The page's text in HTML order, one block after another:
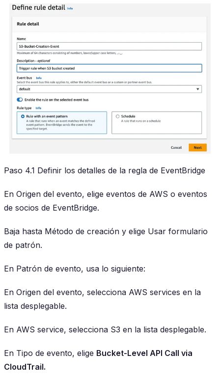
Paso 4.1 Definir los detalles de la regla de EventBridge
En Origen del evento, elige eventos de AWS o eventos
de socios de EventBridge.
Baja hasta Método de creación y elige Usar formulario
de patrón.
En Patrón de evento, usa lo siguiente:
En Origen del evento, selecciona AWS services en la
lista desplegable.
En AWS service, selecciona S3 en la lista desplegable.
En Tipo de evento, elige Bucket-Level API Call via
CloudTrail.